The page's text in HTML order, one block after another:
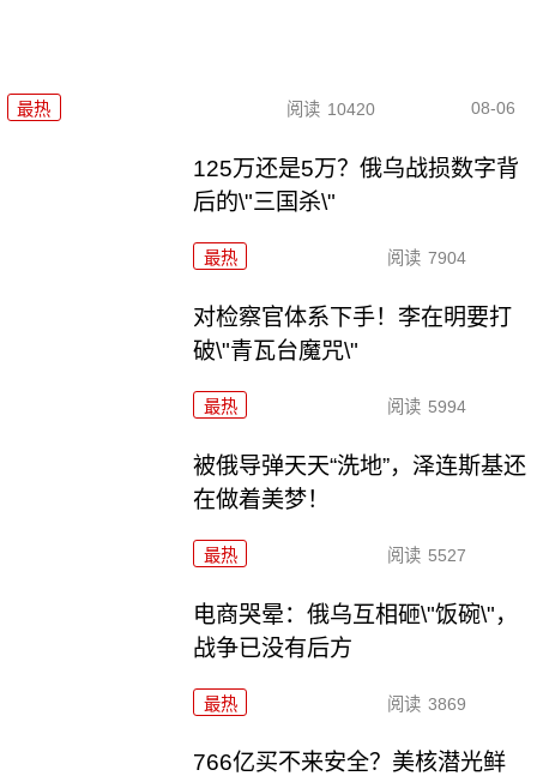
最热 阅读 10420 08-06
125万还是5万？俄乌战损数字背
后的\"三国杀\"
最热 阅读 7904
对检察官体系下手！李在明要打
破\"青瓦台魔咒\"
最热 阅读 5994
被俄导弹天天“洗地”，泽连斯基还
在做着美梦！
最热 阅读 5527
电商哭晕：俄乌互相砸\"饭碗\"，
战争已没有后方
最热 阅读 3869
766亿买不来安全？美核潜光鲜